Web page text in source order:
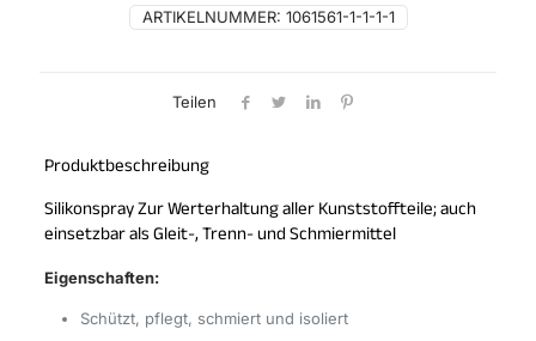
ARTIKELNUMMER: 1061561-1-1-1-1
Teilen
Produktbeschreibung
Silikonspray Zur Werterhaltung aller Kunststoffteile; auch
einsetzbar als Gleit-, Trenn- und Schmiermittel
Eigenschaften:
Schützt, pflegt, schmiert und isoliert